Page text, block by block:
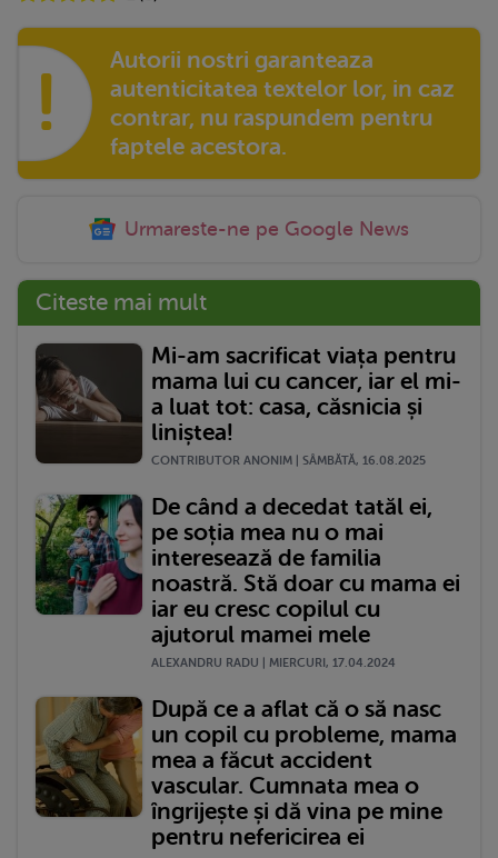
!
Autorii nostri garanteaza
autenticitatea textelor lor, in caz
contrar, nu raspundem pentru
faptele acestora.
Urmareste-ne pe Google News
Citeste mai mult
Mi-am sacrificat viața pentru
mama lui cu cancer, iar el mi-
a luat tot: casa, căsnicia și
liniștea!
CONTRIBUTOR ANONIM | SÂMBĂTĂ, 16.08.2025
De când a decedat tatăl ei,
pe soția mea nu o mai
interesează de familia
noastră. Stă doar cu mama ei
iar eu cresc copilul cu
ajutorul mamei mele
ALEXANDRU RADU | MIERCURI, 17.04.2024
După ce a aflat că o să nasc
un copil cu probleme, mama
mea a făcut accident
vascular. Cumnata mea o
îngrijește și dă vina pe mine
pentru nefericirea ei